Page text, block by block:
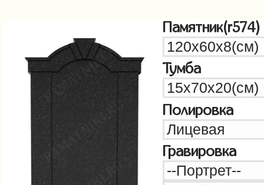
Памятник(r574)
Тумба
Полировка
Гравировка